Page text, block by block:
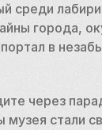
среди
города,
в
через
музея стали